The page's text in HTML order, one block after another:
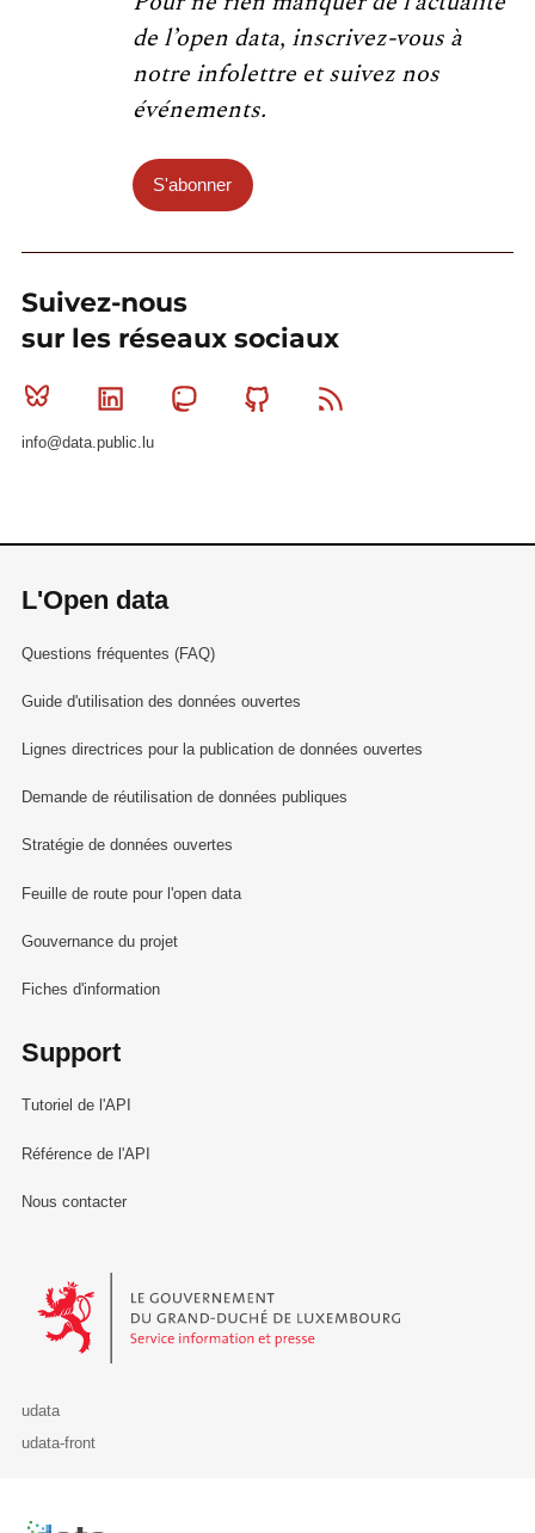
de l’open data, inscrivez-vous à
notre infolettre et suivez nos
événements.
S'abonner
Suivez-nous
sur les réseaux sociaux
Bluesky Linkedin MastodonGithub
info@data.public.lu
L'Open data
Questions fréquentes (FAQ)
Guide d'utilisation des données ouvertes
Lignes directrices pour la publication de données ouvertes
Demande de réutilisation de données publiques
Stratégie de données ouvertes
Feuille de route pour l'open data
Gouvernance du projet
Fiches d'information
Support
Tutoriel de l'API
Référence de l'API
Nous contacter
Le Gouvernement du Grand-Duché de Luxembourg - Service
udata
udata-front